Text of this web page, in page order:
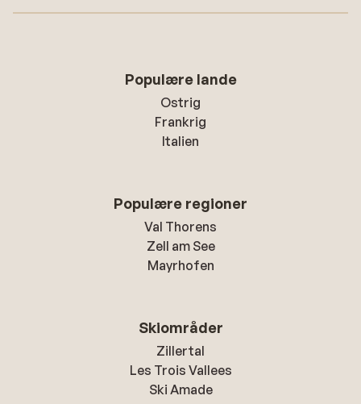
Populære lande
Ostrig
Frankrig
Italien
Populære regioner
Val Thorens
Zell am See
Mayrhofen
Skiområder
Zillertal
Les Trois Vallees
Ski Amade